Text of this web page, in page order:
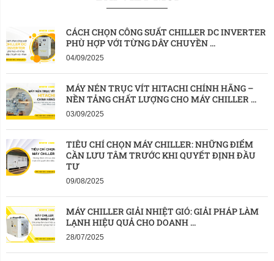
CÁCH CHỌN CÔNG SUẤT CHILLER DC INVERTER
PHÙ HỢP VỚI TỪNG DÂY CHUYỀN ...
04/09/2025
MÁY NÉN TRỤC VÍT HITACHI CHÍNH HÃNG –
NỀN TẢNG CHẤT LƯỢNG CHO MÁY CHILLER ...
03/09/2025
TIÊU CHÍ CHỌN MÁY CHILLER: NHỮNG ĐIỂM
CẦN LƯU TÂM TRƯỚC KHI QUYẾT ĐỊNH ĐẦU
TƯ
09/08/2025
MÁY CHILLER GIẢI NHIỆT GIÓ: GIẢI PHÁP LÀM
LẠNH HIỆU QUẢ CHO DOANH ...
28/07/2025